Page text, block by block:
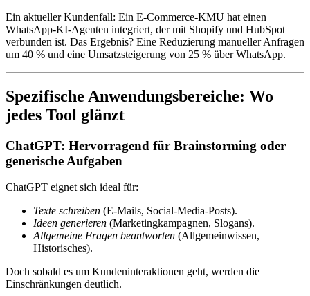
Ein aktueller Kundenfall: Ein E-Commerce-KMU hat einen
WhatsApp-KI-Agenten integriert, der mit Shopify und HubSpot
verbunden ist. Das Ergebnis? Eine Reduzierung manueller Anfragen
um 40 % und eine Umsatzsteigerung von 25 % über WhatsApp.
Spezifische Anwendungsbereiche: Wo
jedes Tool glänzt
ChatGPT: Hervorragend für Brainstorming oder
generische Aufgaben
ChatGPT eignet sich ideal für:
Texte schreiben (E-Mails, Social-Media-Posts).
Ideen generieren (Marketingkampagnen, Slogans).
Allgemeine Fragen beantworten (Allgemeinwissen,
Historisches).
Doch sobald es um Kundeninteraktionen geht, werden die
Einschränkungen deutlich.